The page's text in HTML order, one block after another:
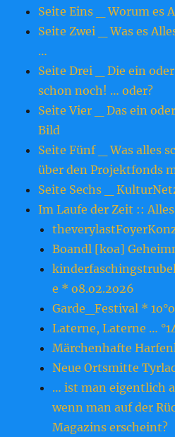
Seite Eins _ Worum es
Seite Zwei _ Was es
…
Seite Drei _ Die ein
schon noch! … oder?
Seite Vier _ Das ein
Bild
Seite Fünf _ Was alles
über den Projektfonds
Seite Sechs _
Im Laufe der Zeit :: Alles
Boandl [koa]
e * o8.o2.2o26
Garde_Festival *
Laterne, Laterne …
Märchenhafte
Neue Ortsmitte
… ist man eigentlich
wenn man auf der
Magazins erscheint?